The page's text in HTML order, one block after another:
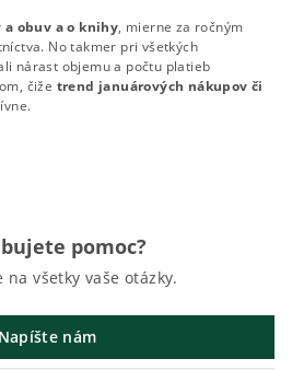
a obuv a o knihy, mierne za ročným
No takmer pri všetkých
nárast objemu a počtu platieb
čiže trend januárových nákupov či
pomoc?
na všetky vaše otázky.
Napíšte nám